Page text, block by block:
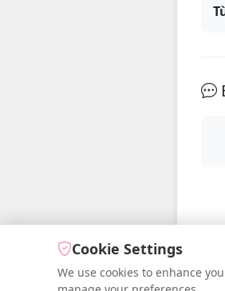
Cookie Settings
We use cookies to enhance